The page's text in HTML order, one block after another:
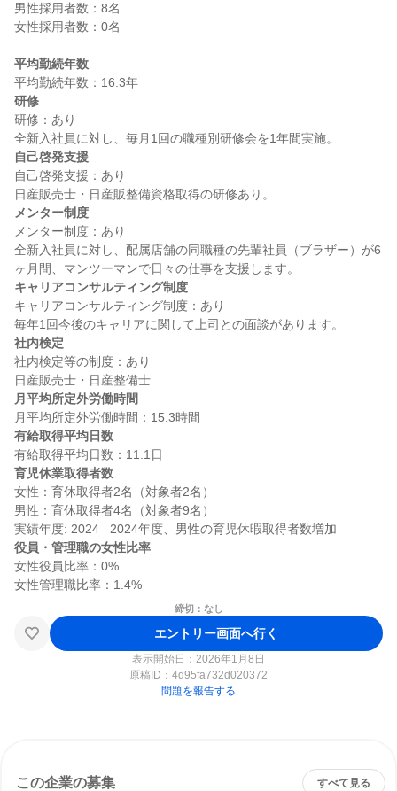
男性採用者数：8名
女性採用者数：0名
平均勤続年数
研修
研修：あり
自己啓発支援
自己啓発支援：あり
メンター制度
メンター制度：あり
全新入社員に対し、配属店舗の同職種の先輩社員（ブラザー）が6
キャリアコンサルティング制度
キャリアコンサルティング制度：あり
社内検定
社内検定等の制度：あり
月平均所定外労働時間
有給取得平均日数
育児休業取得者数
女性：育休取得者2名（対象者2名）
男性：育休取得者4名（対象者9名）
役員・管理職の女性比率
女性役員比率：0%
締切：なし
エントリー画面へ行く
表示開始日：2026年1月8日
原稿ID： 4d95fa732d020372
問題を報告する
この企業の募集 すべて見る